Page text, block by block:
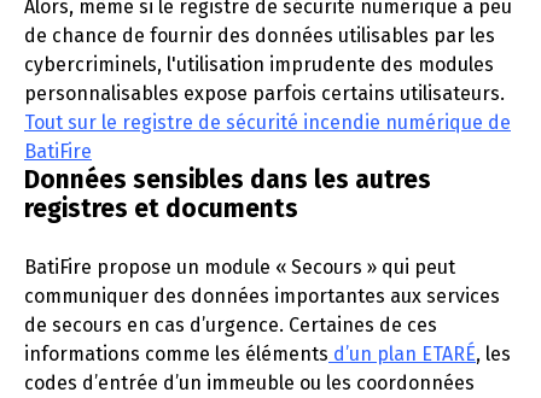
Alors, même si le registre de sécurité numérique a peu
de chance de fournir des données utilisables par les
cybercriminels, l'utilisation imprudente des modules
personnalisables expose parfois certains utilisateurs.
Tout sur le registre de sécurité incendie numérique de
BatiFire
Données sensibles dans les autres
registres et documents
BatiFire propose un module « Secours » qui peut
communiquer des données importantes aux services
de secours en cas d’urgence. Certaines de ces
informations comme les éléments d’un plan ETARÉ, les
codes d’entrée d’un immeuble ou les coordonnées